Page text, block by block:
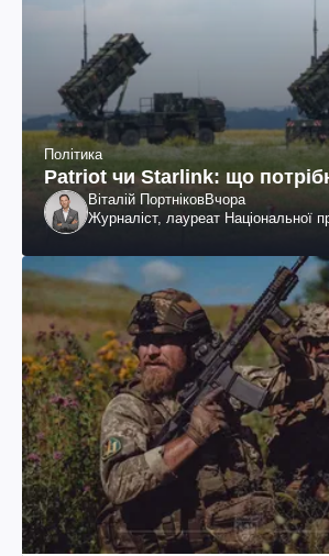
Політика
Patriot чи Starlink: що
Віталій ПортніковВчора
Журналіст, лауреат Національної